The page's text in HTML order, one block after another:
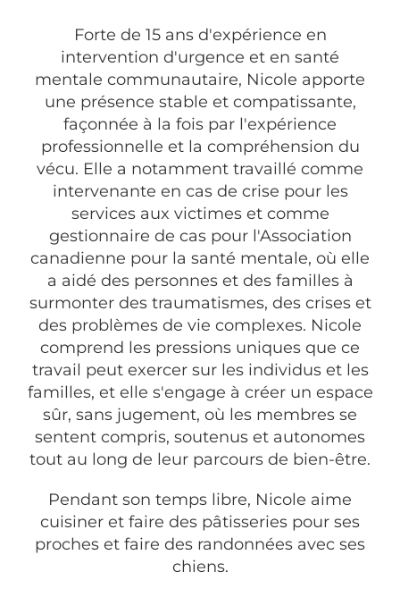
Forte de 15 ans d'expérience en
intervention d'urgence et en santé
mentale communautaire, Nicole apporte
une présence stable et compatissante,
façonnée à la fois par l'expérience
professionnelle et la compréhension du
vécu. Elle a notamment travaillé comme
intervenante en cas de crise pour les
services aux victimes et comme
gestionnaire de cas pour l'Association
canadienne pour la santé mentale, où elle
a aidé des personnes et des familles à
surmonter des traumatismes, des crises et
des problèmes de vie complexes. Nicole
comprend les pressions uniques que ce
travail peut exercer sur les individus et les
familles, et elle s'engage à créer un espace
sûr, sans jugement, où les membres se
sentent compris, soutenus et autonomes
tout au long de leur parcours de bien-être.
Pendant son temps libre, Nicole aime
cuisiner et faire des pâtisseries pour ses
proches et faire des randonnées avec ses
chiens.